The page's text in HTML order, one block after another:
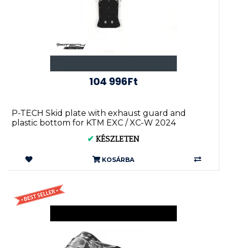
104 996Ft
P-TECH Skid plate with exhaust guard and
plastic bottom for KTM EXC / XC-W 2024
✔ KÉSZLETEN
KOSÁRBA